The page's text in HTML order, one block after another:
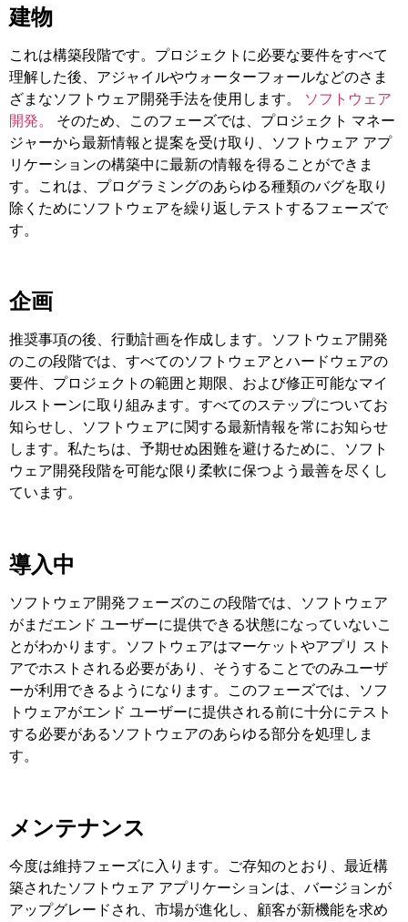
建物
これは構築段階です。プロジェクトに必要な要件をすべて
理解した後、アジャイルやウォーターフォールなどのさま
ざまなソフトウェア開発手法を使用します。 ソフトウェア
開発。
そのため、このフェーズでは、プロジェクト マネー
ジャーから最新情報と提案を受け取り、ソフトウェア アプ
リケーションの構築中に最新の情報を得ることができま
す。これは、プログラミングのあらゆる種類のバグを取り
除くためにソフトウェアを繰り返しテストするフェーズで
す。
企画
推奨事項の後、行動計画を作成します。ソフトウェア開発
のこの段階では、すべてのソフトウェアとハードウェアの
要件、プロジェクトの範囲と期限、および修正可能なマイ
ルストーンに取り組みます。すべてのステップについてお
知らせし、ソフトウェアに関する最新情報を常にお知らせ
します。私たちは、予期せぬ困難を避けるために、ソフト
ウェア開発段階を可能な限り柔軟に保つよう最善を尽くし
ています。
導入中
ソフトウェア開発フェーズのこの段階では、ソフトウェア
がまだエンド ユーザーに提供できる状態になっていないこ
とがわかります。ソフトウェアはマーケットやアプリ スト
アでホストされる必要があり、そうすることでのみユーザ
ーが利用できるようになります。このフェーズでは、ソフ
トウェアがエンド ユーザーに提供される前に十分にテスト
する必要があるソフトウェアのあらゆる部分を処理しま
す。
メンテナンス
今度は維持フェーズに入ります。ご存知のとおり、最近構
築されたソフトウェア アプリケーションは、バージョンが
アップグレードされ、市場が進化し、顧客が新機能を求め